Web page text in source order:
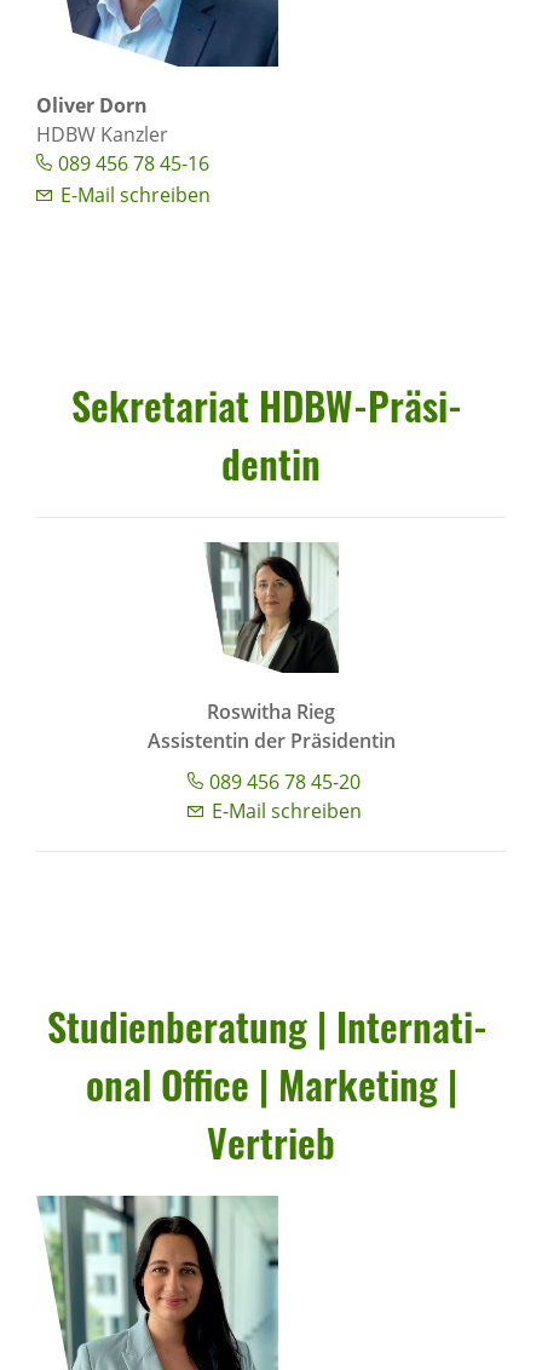
Oliver Dorn
HDBW Kanzler
089 456 78 45-16
E-Mail schreiben
Sekre­ta­riat HDBW-Präsi­
dentin
Roswitha Rieg
Assistentin der Präsidentin
089 456 78 45-20
E-Mail schreiben
Studi­en­be­ra­tung | Inter­na­ti­
onal Office | Marke­ting |
Vertrieb